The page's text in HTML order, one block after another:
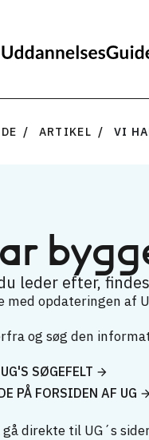
ARTIKEL VI
leder efter,
med opdateringen af
og søg den
SØGEFELT
PÅ FORSIDEN AF UG
gå direkte til UG´s